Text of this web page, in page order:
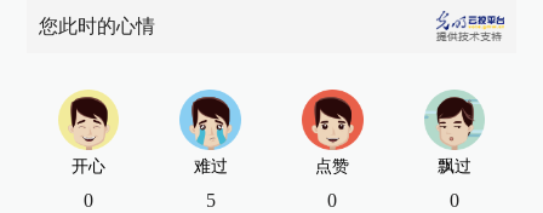
您此时的心情
开心
0
难过
5
点赞
0
飘过
0